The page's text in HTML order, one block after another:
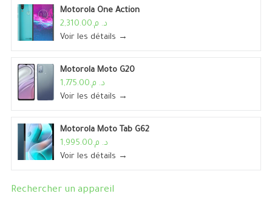
Motorola One Action
د. م.2,310.00
Voir les détails →
Motorola Moto G20
د. م.1,775.00
Voir les détails →
Motorola Moto Tab G62
د. م.1,995.00
Voir les détails →
Rechercher un appareil